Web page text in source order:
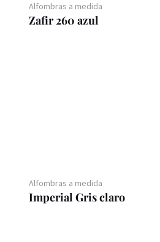
Alfombras a medida
Zafir 260 azul
Alfombras a medida
Imperial Gris claro